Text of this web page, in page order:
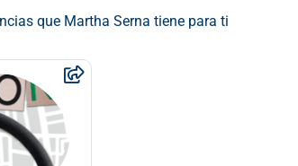
que Martha Serna tiene para ti